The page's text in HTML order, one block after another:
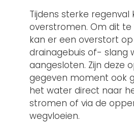
Tijdens sterke regenval
overstromen. Om dit
kan er een overstort
drainagebuis of- slang
aangesloten. Zijn deze
gegeven moment ook
het water direct naar
stromen of via de
wegvloeien.